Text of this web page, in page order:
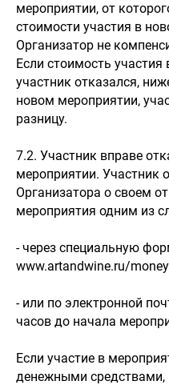
мероприятии, от
стоимости участия в
Организатор не
Если стоимость
участник отказался,
новом мероприятии,
разницу.
7.2. Участник вправе
мероприятии. Участник
Организатора о своем
мероприятия одним из
- через специальную
www.artandwine.ru/
- или по электронной
часов до начала
Если участие в
денежными средствами,